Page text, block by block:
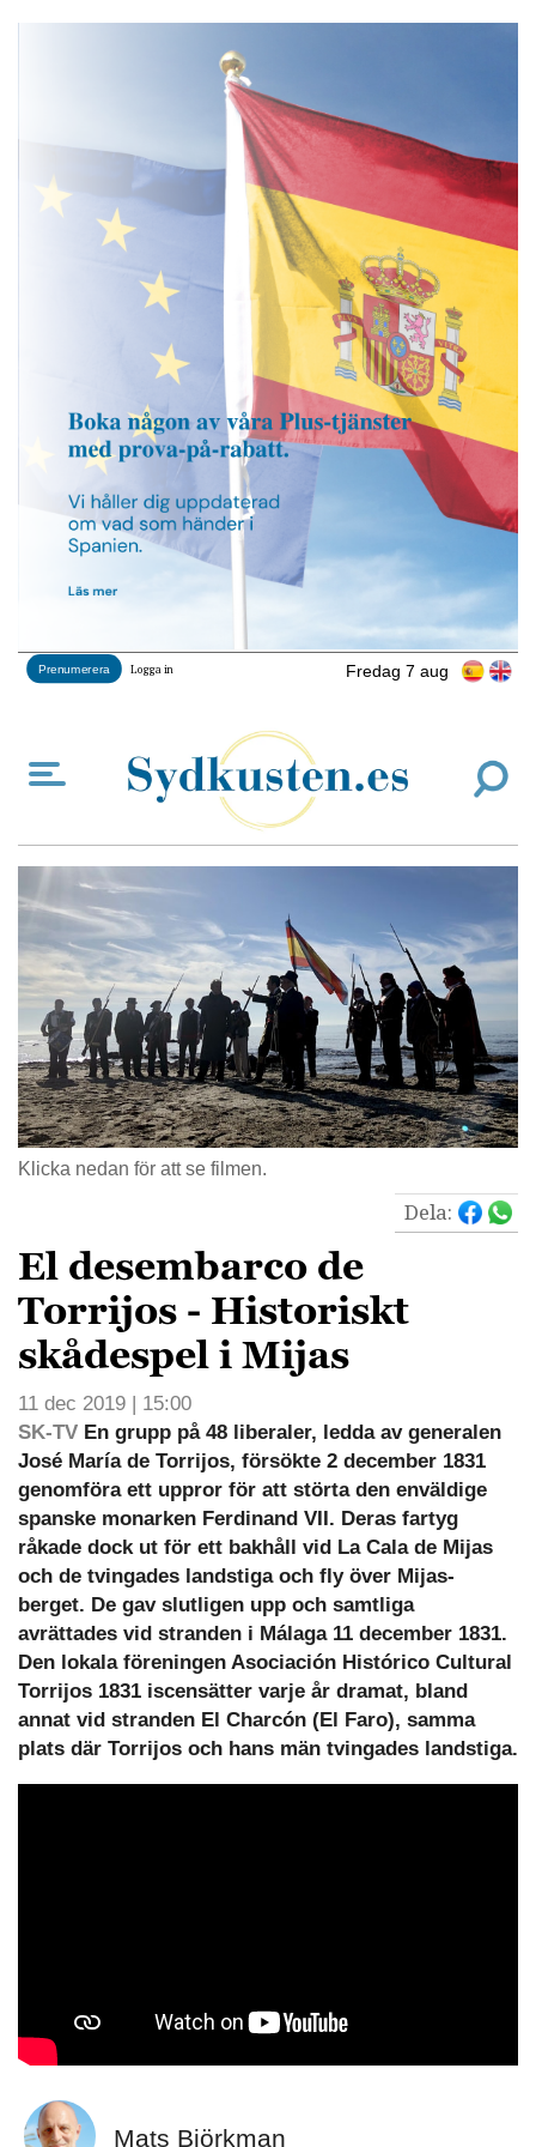
Fredag 7 aug
Prenumerera Logga in
Klicka nedan för att se filmen.
Dela:
El desembarco de
Torrijos - Historiskt
skådespel i Mijas
11 dec 2019 | 15:00
SK-TV En grupp på 48 liberaler, ledda av generalen
José María de Torrijos, försökte 2 december 1831
genomföra ett uppror för att störta den enväldige
spanske monarken Ferdinand VII. Deras fartyg
råkade dock ut för ett bakhåll vid La Cala de Mijas
och de tvingades landstiga och fly över Mijas-
berget. De gav slutligen upp och samtliga
avrättades vid stranden i Málaga 11 december 1831.
Den lokala föreningen Asociación Histórico Cultural
Torrijos 1831 iscensätter varje år dramat, bland
annat vid stranden El Charcón (El Faro), samma
plats där Torrijos och hans män tvingades landstiga.
Mats Björkman